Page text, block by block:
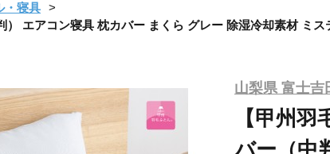
・寝具
） エアコン寝具 枕カバー まくら グレー 除湿冷却素材 ミ
山梨県 富士吉
【甲州
バー（中